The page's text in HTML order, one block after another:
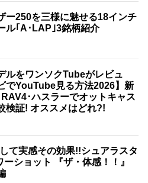
ー250を三様に魅せる18インチ
ル｢A･LAP｣3銘柄紹介
ルをワンソクTubeがレビュ
でYouTube見る方法2026】新
･ハスラーでオットキャス
検証! オススメはどれ?!
て実感その効果!!シュアラスタ
ショット 『ザ・体感！！』